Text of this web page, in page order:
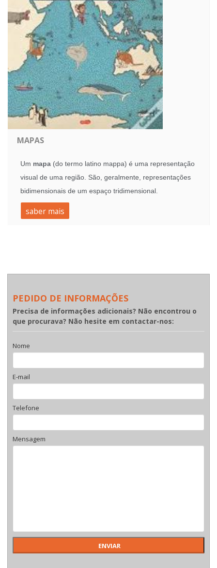
MAPAS
Um mapa (do termo latino mappa) é uma representação
visual de uma região. São, geralmente, representações
bidimensionais de um espaço tridimensional.
saber mais
PEDIDO DE INFORMAÇÕES
Precisa de informações adicionais? Não encontrou o
que procurava? Não hesite em contactar-nos:
Nome
E-mail
Telefone
Mensagem